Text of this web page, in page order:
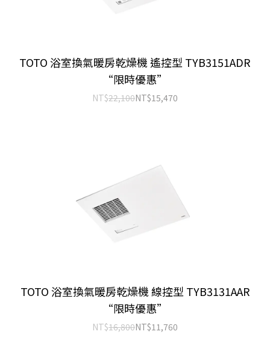
TOTO 浴室換氣暖房乾燥機 遙控型 TYB3151ADR
“限時優惠”
NT$22,100NT$15,470
TOTO 浴室換氣暖房乾燥機 線控型 TYB3131AAR
“限時優惠”
NT$16,800NT$11,760